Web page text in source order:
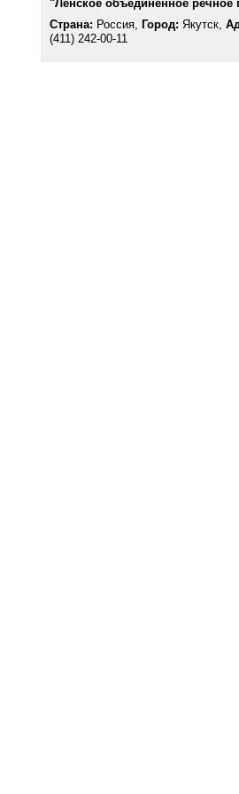
"Ленское объединенное
Страна: Россия, Город: Якутск,
(411) 242-00-11